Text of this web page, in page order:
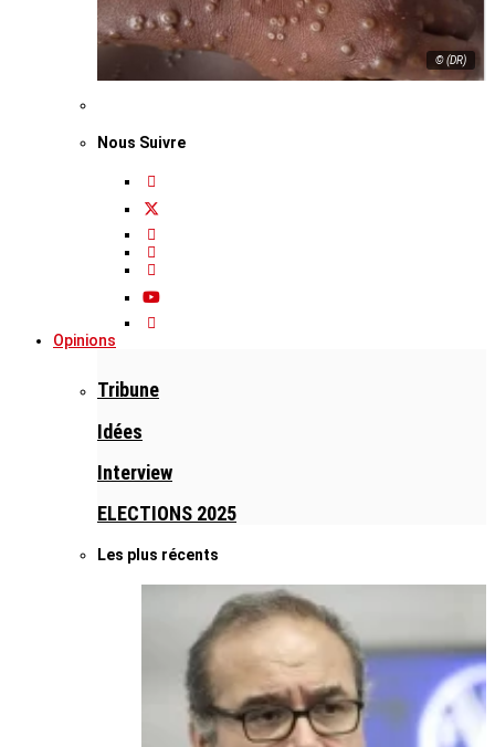
© (DR)
Nous Suivre
Opinions
Tribune
Idées
Interview
ELECTIONS 2025
Les plus récents